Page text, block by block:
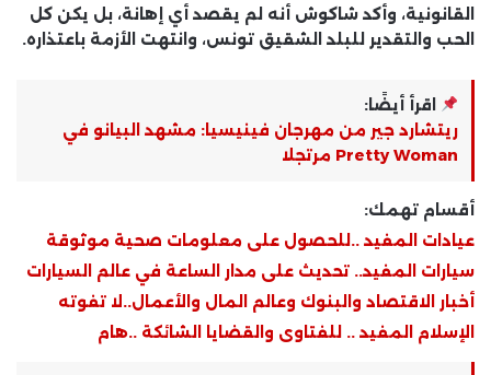
القانونية، وأكد شاكوش أنه لم يقصد أي إهانة، بل يكن كل
الحب والتقدير للبلد الشقيق تونس، وانتهت الأزمة باعتذاره.
اقرأ أيضًا:
ريتشارد جير من مهرجان فينيسيا: مشهد البيانو في
Pretty Woman مرتجلا
أقسام تهمك:
عيادات المفيد ..للحصول على معلومات صحية موثوقة
سيارات المفيد.. تحديث على مدار الساعة في عالم السيارات
أخبار الاقتصاد والبنوك وعالم المال والأعمال..لا تفوته
الإسلام المفيد .. للفتاوى والقضايا الشائكة ..هام